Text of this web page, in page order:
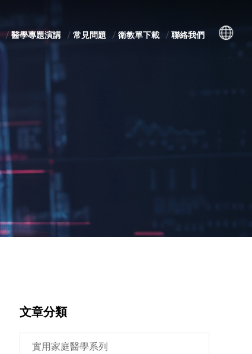
醫學專題演講 常見問題 衛教單下載 聯絡我們
文章分類
實用家庭醫學系列